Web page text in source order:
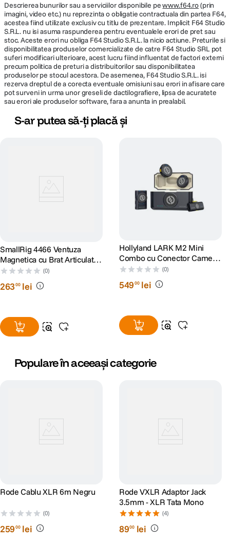
Descrierea bunurilor sau a serviciilor disponibile pewww.f64.ro(prin
imagini, video etc.) nu reprezinta o obligatie contractuala din partea F64,
acestea fiind utilizate exclusiv cu titlu de prezentare. Implicit F64 Studio
S.R.L. nu isi asuma raspunderea pentru eventualele erori de pret sau
stoc. Aceste erori nu obliga F64 Studio S.R.L. la nicio actiune. Preturile si
disponibilitatea produselor comercializate de catre F64 Studio SRL pot
suferi modificari ulterioare, acest lucru fiind influentat de factori externi
precum politica de preturi a distribuitorilor sau disponibilitatea
produselor pe stocul acestora. De asemenea, F64 Studio S.R.L. isi
rezerva dreptul de a corecta eventuale omisiuni sau erori in afisare care
pot surveni in urma unor greseli de dactilografiere, lipsa de acuratete
sau erori ale produselor software, fara a anunta in prealabil.
S-ar putea să-ți placă și
SmallRig 4466 Ventuza
Magnetica cu Brat Articulat si
Suport Camera Actiune
(0)
26300 lei
Hollyland LARK M2 Mini
Combo cu Conector Camera
si RX + USB-C RX
(0)
54900 lei
Populare în aceeași categorie
Rode Cablu XLR 6m Negru
(0)
25900 lei
Rode VXLR Adaptor Jack
3.5mm - XLR Tata Mono
(4)
8900 lei